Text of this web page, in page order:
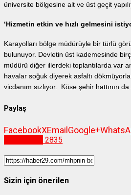
üniversite bölgesine alt ve üst geçit
‘Hizmetin etkin ve hızlı gelmesini
Karayolları bölge müdürüyle bir türlü
bulunuyor. Devletin üst kademesinde
müdürü diğer illerdeki toplantılarda var
havalar soğuk diyerek asfaltı
vicdanım sızlıyor. Köse şehir hattının
Paylaş
FacebookXEmail Google+
2835
Sizin için önerilen